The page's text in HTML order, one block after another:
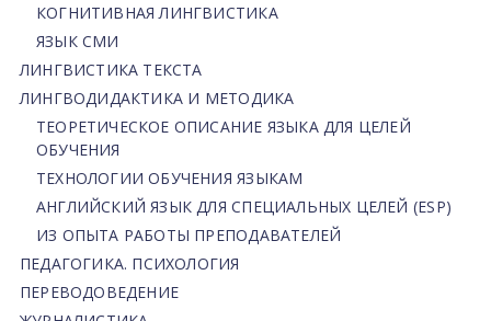
КОГНИТИВНАЯ ЛИНГВИСТИКА
ЯЗЫК СМИ
ЛИНГВИСТИКА ТЕКСТА
ЛИНГВОДИДАКТИКА И МЕТОДИКА
ТЕОРЕТИЧЕСКОЕ ОПИСАНИЕ ЯЗЫКА ДЛЯ ЦЕЛЕЙ
ОБУЧЕНИЯ
ТЕХНОЛОГИИ ОБУЧЕНИЯ ЯЗЫКАМ
АНГЛИЙСКИЙ ЯЗЫК ДЛЯ СПЕЦИАЛЬНЫХ ЦЕЛЕЙ (ESP)
ИЗ ОПЫТА РАБОТЫ ПРЕПОДАВАТЕЛЕЙ
ПЕДАГОГИКА. ПСИХОЛОГИЯ
ПЕРЕВОДОВЕДЕНИЕ